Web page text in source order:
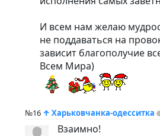
И всем нам желаю
не поддаваться на
зависит благополучие
Всем Мира)
№16 ↑ Харьковчанка-одесситка
Взаимно!